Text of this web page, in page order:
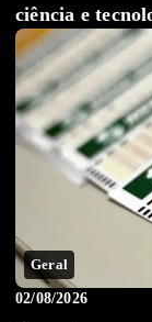
ciência e
Geral
02/08/2026